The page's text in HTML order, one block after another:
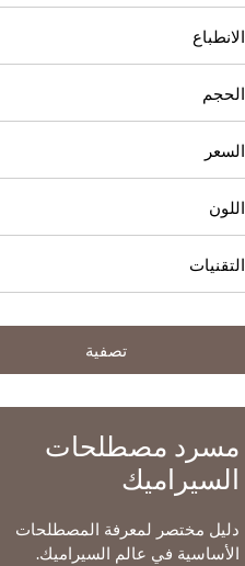
الانطباع
الحجم
السعر
اللون
التقنيات
تصفية
مسرد مصطلحات
السيراميك
دليل مختصر لمعرفة المصطلحات
الأساسية في عالم السيراميك.